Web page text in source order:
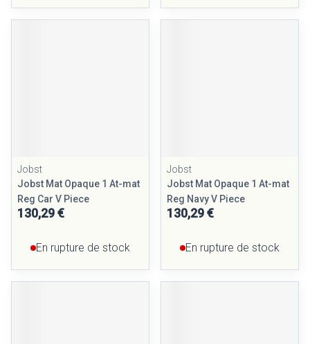
Jobst
Jobst Mat Opaque 1 At-mat
Reg Car V Piece
130,29 €
En rupture de stock
Jobst
Jobst Mat Opaque 1 At-mat
Reg Navy V Piece
130,29 €
En rupture de stock